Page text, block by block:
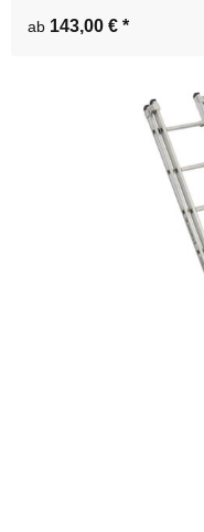
ab 143,00 € *